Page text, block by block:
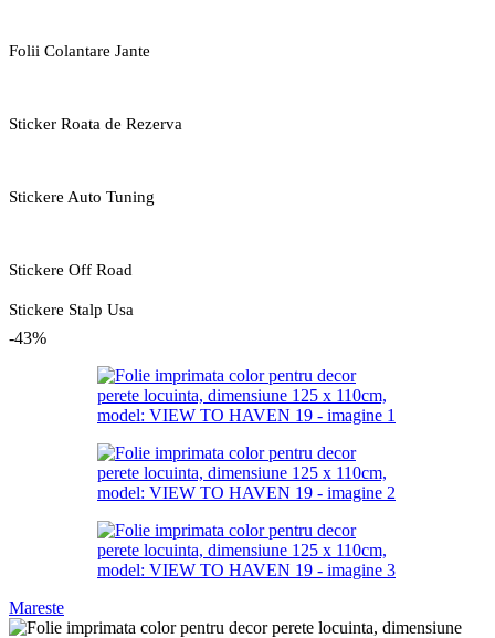
Folii Colantare Jante
Sticker Roata de Rezerva
Stickere Auto Tuning
Stickere Off Road
Stickere Stalp Usa
-43%
Mareste